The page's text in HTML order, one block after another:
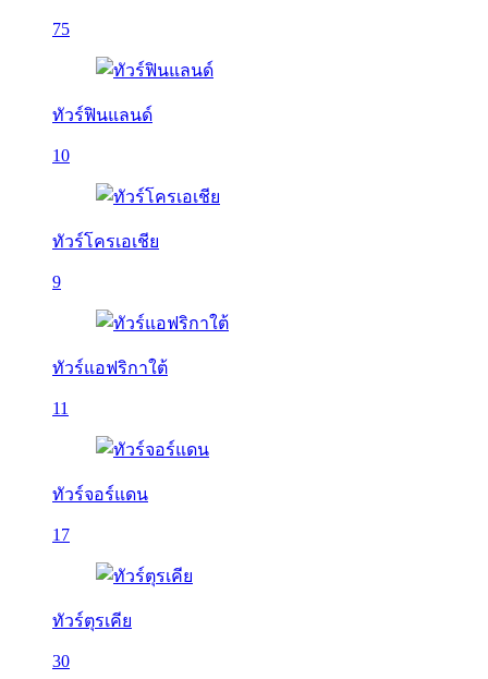
75
ทัวร์ฟินแลนด์
10
ทัวร์โครเอเชีย
9
ทัวร์แอฟริกาใต้
11
ทัวร์จอร์แดน
17
ทัวร์ตุรเคีย
30